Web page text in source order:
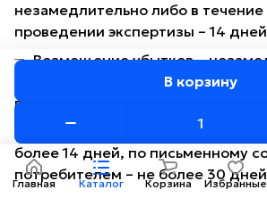
В корзину
незамедлительно либо в
проведении экспертизы – 14
Возмещение убытков –
в течение 7 дней со дня
потребителем размера убытков.
Бесплатный ремонт –
более 14 дней, по письменному
потребителем – не более 30
Главная Каталог Корзина Избранные